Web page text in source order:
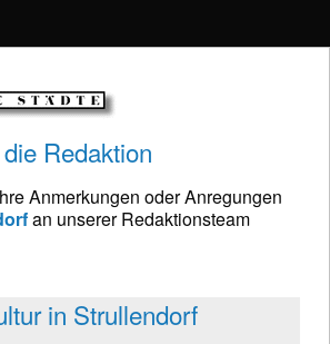
Redaktion
Anmerkungen oder Anregungen
an unserer Redaktionsteam
in Strullendorf